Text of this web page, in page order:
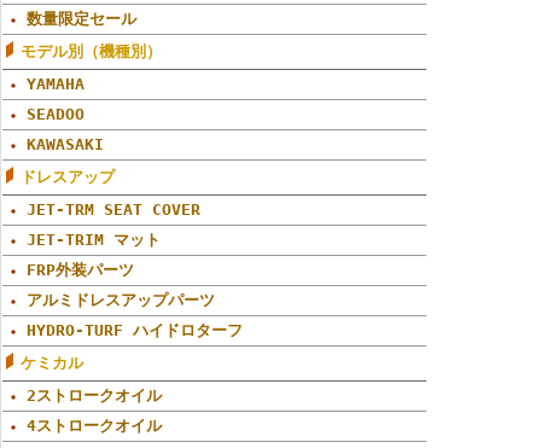
数量限定セール
モデル別（機種別）
YAMAHA
SEADOO
KAWASAKI
ドレスアップ
JET-TRM SEAT COVER
JET-TRIM マット
FRP外装パーツ
アルミドレスアップパーツ
HYDRO-TURF ハイドロターフ
ケミカル
2ストロークオイル
4ストロークオイル